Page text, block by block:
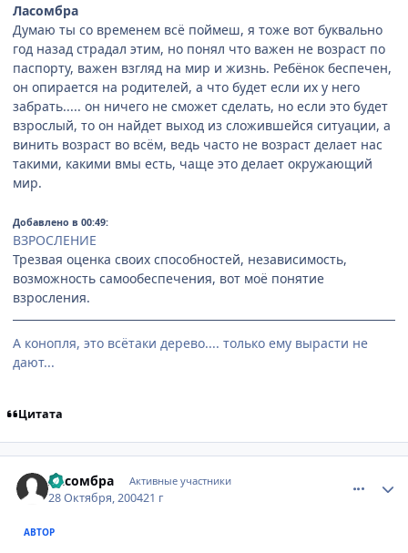
Ласомбра
Думаю ты со временем всё поймеш, я тоже вот буквально
год назад страдал этим, но понял что важен не возраст по
паспорту, важен взгляд на мир и жизнь. Ребёнок беспечен,
он опирается на родителей, а что будет если их у него
забрать..... он ничего не сможет сделать, но если это будет
взрослый, то он найдет выход из сложившейся ситуации, а
винить возраст во всём, ведь часто не возраст делает нас
такими, какими вмы есть, чаще это делает окружающий
мир.
Добавлено в 00:49:
ВЗРОСЛЕНИЕ
Трезвая оценка своих способностей, независимость,
возможность самообеспечения, вот моё понятие
взросления.
А конопля, это всётаки дерево.... только ему вырасти не
дают...
Цитата
Ласомбра Активные участники
28 Октября, 200421 г
АВТОР